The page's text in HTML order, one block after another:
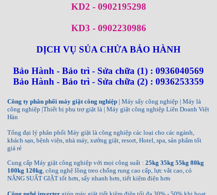
KD2 - 0902195298
KD3 - 0902230986
DỊCH VỤ SỦA CHỬA BẢO HÀNH
Bảo Hành - Bảo trì - Sửa chữa (1) : 0936040569
Bảo Hành - Bảo trì - Sửa chữa (2) : 0936253359
Công ty phân phối máy giặt công nghiệp | Máy sấy công nghiệp | Máy là
công nghiệp |Thiết bị phụ trợ giặt là | Máy giặt công nghiệp Liên Doanh Việt
Hàn
Tổng đại lý phân phối Máy giặt là công nghiệp các loại cho các ngành,
khách sạn, bệnh viện, nhà máy, xưởng giặt, resort, Hotel, spa, sản phẩm tốt
giá rẻ
Cung cấp Máy giặt công nghiệp với mọi công suất : 25kg 35kg 55kg 80kg
100kg 120kg , công nghệ lồng treo chống rung cao cấp, lực vắt cao, có
NĂNG SUẤT GIẶT tốt hơn, sấy nhanh hơn, tiết kiệm điện hơn